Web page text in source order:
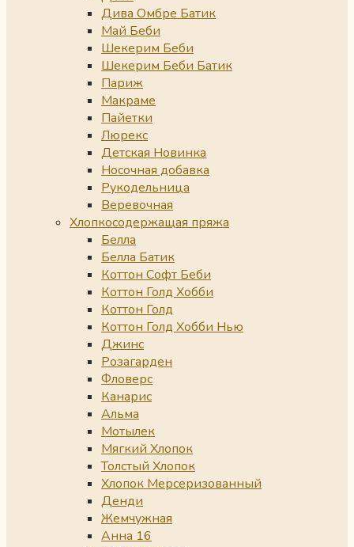
Дива Омбре Батик
Май Беби
Шекерим Беби
Шекерим Беби Батик
Париж
Макраме
Пайетки
Люрекс
Детская Новинка
Носочная добавка
Рукодельница
Веревочная
Хлопкосодержащая пряжа
Белла
Белла Батик
Коттон Софт Беби
Коттон Голд Хобби
Коттон Голд
Коттон Голд Хобби Нью
Джинс
Розагарден
Фловерс
Канарис
Альма
Мотылек
Мягкий Хлопок
Толстый Хлопок
Хлопок Мерсеризованный
Денди
Жемчужная
Анна 16